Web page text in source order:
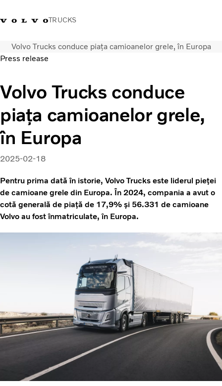
TRUCKS
+40 21 202 96 30Merchandise Volvo TrucksConectare Trucks PortalRomânia
Soluții de transport
Camioane
Servicii
Dealer locator
News
Despre noi
Contactați-ne
Volvo Trucks conduce piața camioanelor grele, în Europa
Press release
Volvo Trucks conduce
piața camioanelor grele,
în Europa
2025-02-18
Pentru prima dată în istorie, Volvo Trucks este liderul pieței
de camioane grele din Europa. În 2024, compania a avut o
cotă generală de piață de 17,9% și 56.331 de camioane
Volvo au fost înmatriculate, în Europa.